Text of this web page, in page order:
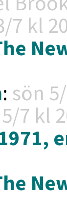
7 kl
: sön
7 kl